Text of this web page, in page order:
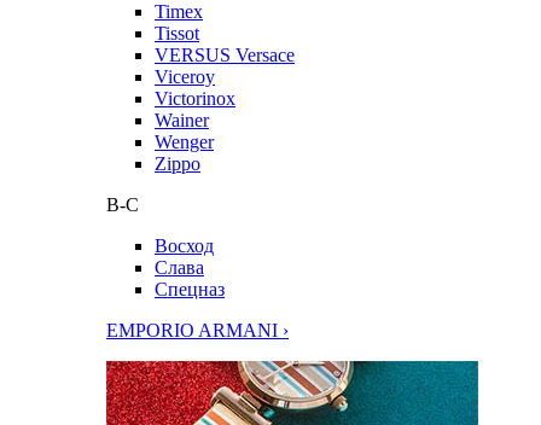
Timex
Tissot
VERSUS Versace
Viceroy
Victorinox
Wainer
Wenger
Zippo
В-С
Восход
Слава
Спецназ
EMPORIO ARMANI ›